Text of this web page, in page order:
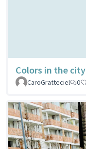
Colors in the city
CaroGratteciel
0